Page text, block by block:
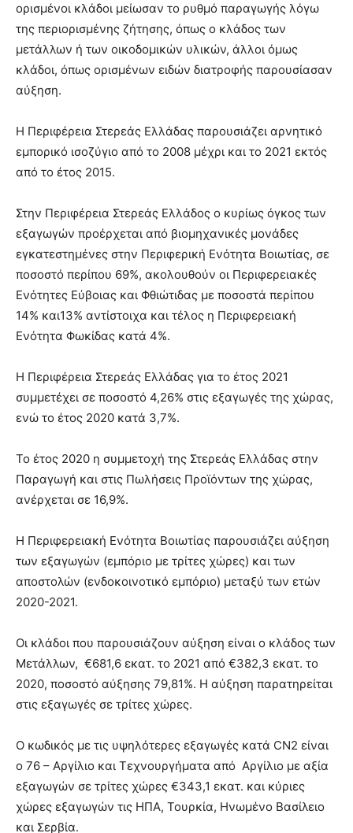
ορισμένοι κλάδοι μείωσαν το ρυθμό παραγωγής λόγω
της περιορισμένης ζήτησης, όπως ο κλάδος των
μετάλλων ή των οικοδομικών υλικών, άλλοι όμως
κλάδοι, όπως ορισμένων ειδών διατροφής παρουσίασαν
αύξηση.
Η Περιφέρεια Στερεάς Ελλάδας παρουσιάζει αρνητικό
εμπορικό ισοζύγιο από το 2008 μέχρι και το 2021 εκτός
από το έτος 2015.
Στην Περιφέρεια Στερεάς Ελλάδος ο κυρίως όγκος των
εξαγωγών προέρχεται από βιομηχανικές μονάδες
εγκατεστημένες στην Περιφερική Ενότητα Βοιωτίας, σε
ποσοστό περίπου 69%, ακολουθούν οι Περιφερειακές
Ενότητες Εύβοιας και Φθιώτιδας με ποσοστά περίπου
14% και13% αντίστοιχα και τέλος η Περιφερειακή
Ενότητα Φωκίδας κατά 4%.
Η Περιφέρεια Στερεάς Ελλάδας για το έτος 2021
συμμετέχει σε ποσοστό 4,26% στις εξαγωγές της χώρας,
ενώ το έτος 2020 κατά 3,7%.
Το έτος 2020 η συμμετοχή της Στερεάς Ελλάδας στην
Παραγωγή και στις Πωλήσεις Προϊόντων της χώρας,
ανέρχεται σε 16,9%.
Η Περιφερειακή Ενότητα Βοιωτίας παρουσιάζει αύξηση
των εξαγωγών (εμπόριο με τρίτες χώρες) και των
αποστολών (ενδοκοινοτικό εμπόριο) μεταξύ των ετών
2020-2021.
Οι κλάδοι που παρουσιάζουν αύξηση είναι ο κλάδος των
Μετάλλων, €681,6 εκατ. το 2021 από €382,3 εκατ. το
2020, ποσοστό αύξησης 79,81%. Η αύξηση παρατηρείται
στις εξαγωγές σε τρίτες χώρες.
Ο κωδικός με τις υψηλότερες εξαγωγές κατά CN2 είναι
ο 76 – Αργίλιο και Τεχνουργήματα από Αργίλιο με αξία
εξαγωγών σε τρίτες χώρες €343,1 εκατ. και κύριες
χώρες εξαγωγών τις ΗΠΑ, Τουρκία, Ηνωμένο Βασίλειο
και Σερβία.